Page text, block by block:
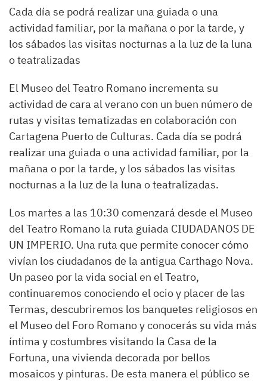
Cada día se podrá realizar una guiada o una
actividad familiar, por la mañana o por la tarde, y
los sábados las visitas nocturnas a la luz de la luna
o teatralizadas
El Museo del Teatro Romano incrementa su
actividad de cara al verano con un buen número de
rutas y visitas tematizadas en colaboración con
Cartagena Puerto de Culturas. Cada día se podrá
realizar una guiada o una actividad familiar, por la
mañana o por la tarde, y los sábados las visitas
nocturnas a la luz de la luna o teatralizadas.
Los martes a las 10:30 comenzará desde el Museo
del Teatro Romano la ruta guiada CIUDADANOS DE
UN IMPERIO. Una ruta que permite conocer cómo
vivían los ciudadanos de la antigua Carthago Nova.
Un paseo por la vida social en el Teatro,
continuaremos conociendo el ocio y placer de las
Termas, descubriremos los banquetes religiosos en
el Museo del Foro Romano y conocerás su vida más
íntima y costumbres visitando la Casa de la
Fortuna, una vivienda decorada por bellos
mosaicos y pinturas. De esta manera el público se